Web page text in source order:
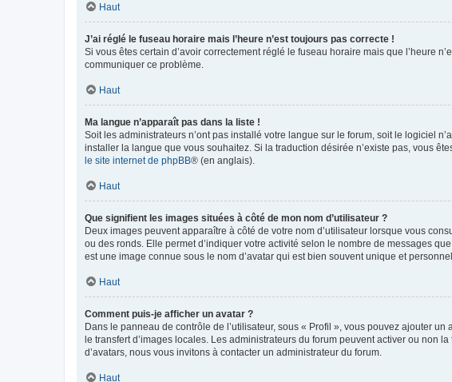
Haut
J’ai réglé le fuseau horaire mais l’heure n’est toujours pas correcte !
Si vous êtes certain d’avoir correctement réglé le fuseau horaire mais que l’heure
communiquer ce problème.
Haut
Ma langue n’apparaît pas dans la liste !
Soit les administrateurs n’ont pas installé votre langue sur le forum, soit le logiciel
installer la langue que vous souhaitez. Si la traduction désirée n’existe pas, vous
le site internet de phpBB® (en anglais).
Haut
Que signifient les images situées à côté de mon nom d’utilisateur ?
Deux images peuvent apparaître à côté de votre nom d’utilisateur lorsque vous
ou des ronds. Elle permet d’indiquer votre activité selon le nombre de messages
est une image connue sous le nom d’avatar qui est bien souvent unique et
Haut
Comment puis-je afficher un avatar ?
Dans le panneau de contrôle de l’utilisateur, sous « Profil », vous pouvez ajouter
le transfert d’images locales. Les administrateurs du forum peuvent activer ou non
d’avatars, nous vous invitons à contacter un administrateur du forum.
Haut